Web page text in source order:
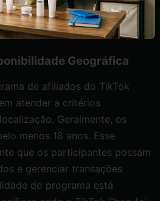
Geográfica
de afiliados do TikTok
atender a critérios
Geralmente, os
menos 18 anos. Esse
que os participantes possam
e gerenciar transações
do programa está